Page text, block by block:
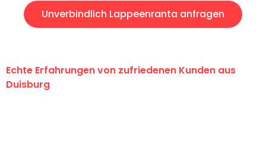
Unverbindlich Lappeenranta anfragen
Echte Erfahrungen von zufriedenen Kunden aus
Duisburg